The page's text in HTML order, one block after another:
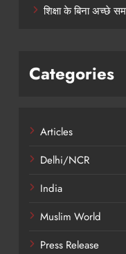
शिक्षा के बिना अच्छे
Categories
Articles
Delhi/NCR
India
Muslim World
Press Release